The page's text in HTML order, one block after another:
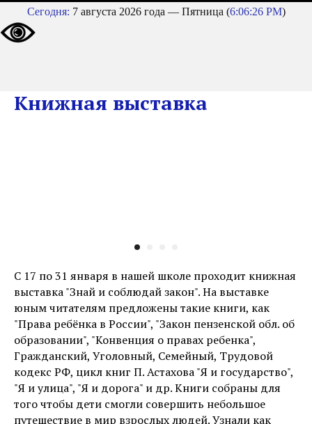
Сегодня: 7 августа 2026 года — Пятница (6:06:26 PM)
Книжная выставка
С 17 по 31 января в нашей школе проходит книжная
выставка "Знай и соблюдай закон". На выставке
юным читателям предложены такие книги, как
"Права ребёнка в России", "Закон пензенской обл. об
образовании", "Конвенция о правах ребенка",
Гражданский, Уголовный, Семейный, Трудовой
кодекс РФ, цикл книг П. Астахова "Я и государство",
"Я и улица", "Я и дорога" и др. Книги собраны для
того чтобы дети смогли совершить небольшое
путешествие в мир взрослых людей. Узнали как